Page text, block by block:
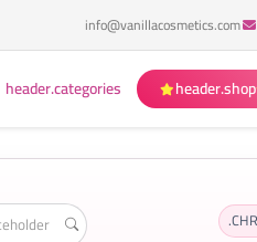
info@vanillacosmetics.com
header.shop
header.categories